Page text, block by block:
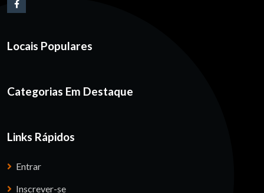
Locais Populares
Categorias Em Destaque
Links Rápidos
Entrar
Inscrever-se